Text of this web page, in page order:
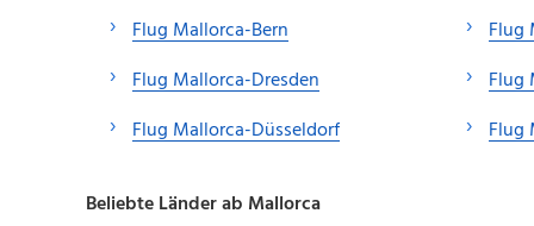
Flug Mallorca-Bern
Flug Mallorca-Dresden
Flug Mallorca-Düsseldorf
Flug
Flug
Flug
Beliebte Länder ab Mallorca